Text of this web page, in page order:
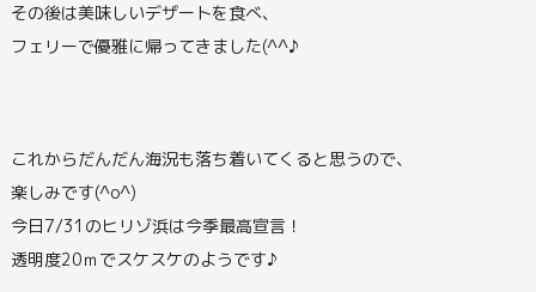
その後は美味しいデザートを食べ、
フェリーで優雅に帰ってきました(^^♪
これからだんだん海況も落ち着いてくると思うので、
楽しみです(^o^)
今日7/31のヒリゾ浜は今季最高宣言！
透明度20ｍでスケスケのようです♪